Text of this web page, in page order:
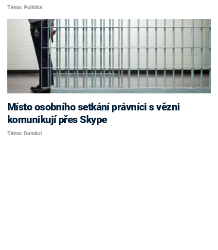
Téma: Politika
Místo osobního setkání právníci s vězni
komunikují přes Skype
Téma: Domácí